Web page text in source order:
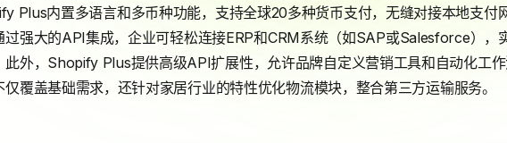
Plus内置多语言和多币种功能，支持全球20多种货币支付，无缝对接本地支付
过强大的API集成，企业可轻松连接ERP和CRM系统（如SAP或Salesforce），
此外，Shopify Plus提供高级API扩展性，允许品牌自定义营销工具和自动化工
仅覆盖基础需求，还针对家居行业的特性优化物流模块，整合第三方运输服务。